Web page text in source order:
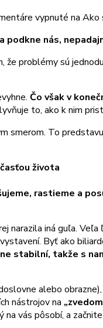
vypnuté na Ako
nás,
že problémy sú
Čo však v
to, ako k nim
smerom. To
života
rastieme a
narazila iná guľa.
Byť ako
stabilní, takže s
alebo obrazne),
nástrojov na
vás pôsobí, a